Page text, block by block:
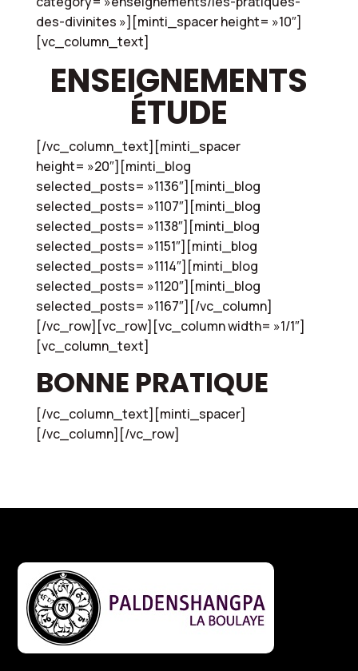
des-divinites »][minti_spacer height= »10″]
[vc_column_text]
ENSEIGNEMENTS
ÉTUDE
[/vc_column_text][minti_spacer
height= »20″][minti_blog
selected_posts= »1136″][minti_blog
selected_posts= »1107″][minti_blog
selected_posts= »1138″][minti_blog
selected_posts= »1151″][minti_blog
selected_posts= »1114″][minti_blog
selected_posts= »1120″][minti_blog
selected_posts= »1167″][/vc_column]
[/vc_row][vc_row][vc_column width= »1/1″]
[vc_column_text]
BONNE PRATIQUE
[/vc_column_text][minti_spacer]
[/vc_column][/vc_row]